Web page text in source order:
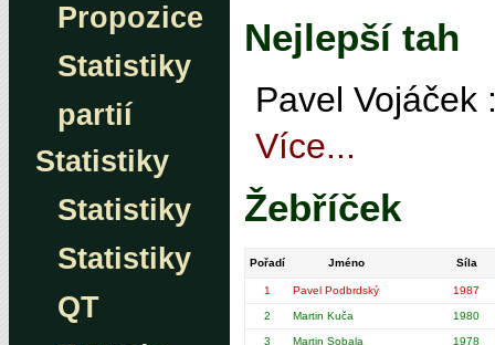
Propozice
Statistiky
partií
Statistiky
Statistiky
Statistiky
QT
Nejlepší tah
Pavel Vojáček
Více...
Žebříček
Pořadí Jméno Síla
1 Pavel Podbrdský 1987
2 Martin Kuča 1980
3 Martin Sobala 1978